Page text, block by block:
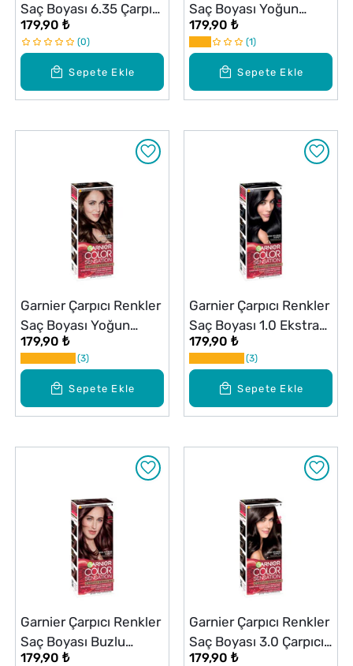
Sepete Ekle
Saç Boyası 6.35 Çarpıcı
Altın Kahve
179,90 ₺
0
Sepete Ekle
Saç Boyası Yoğun
Kumral No: 7
179,90 ₺
1
Sepete Ekle
Garnier Çarpıcı Renkler
Saç Boyası Yoğun
Kahve No: 4,0
179,90 ₺
3
Sepete Ekle
Garnier Çarpıcı Renkler
Saç Boyası 1.0 Ekstra
Yoğun Siyah
179,90 ₺
3
Garnier Çarpıcı Renkler
Saç Boyası Buzlu
Kestane No: 4,15
179,90 ₺
Garnier Çarpıcı Renkler
Saç Boyası 3.0 Çarpıcı
Kahve
179,90 ₺